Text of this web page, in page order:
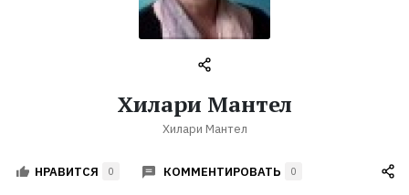
обсуждаемые
Авторы
Хилари Мантел
Хилари Мантел
НРАВИТСЯ 0 КОММЕНТИРОВАТЬ 0